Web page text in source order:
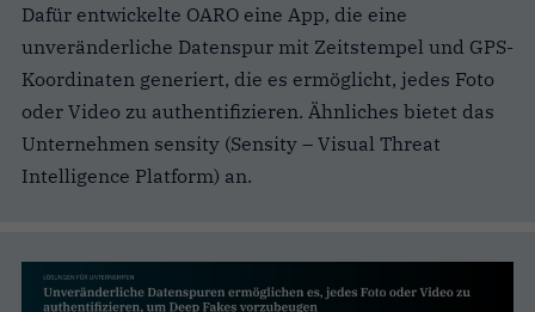
Dafür entwickelte OARO eine App, die eine
unveränderliche Datenspur mit Zeitstempel und GPS-
Koordinaten generiert, die es ermöglicht, jedes Foto
oder Video zu authentifizieren. Ähnliches bietet das
Unternehmen sensity (Sensity – Visual Threat
Intelligence Platform) an.